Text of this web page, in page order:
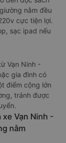
nằm đều
cực tiện lợi.
sạc ipad nếu
Vạn Ninh -
gia đình có
điểm cộng lớn
tránh được
Vạn Ninh -
nằm